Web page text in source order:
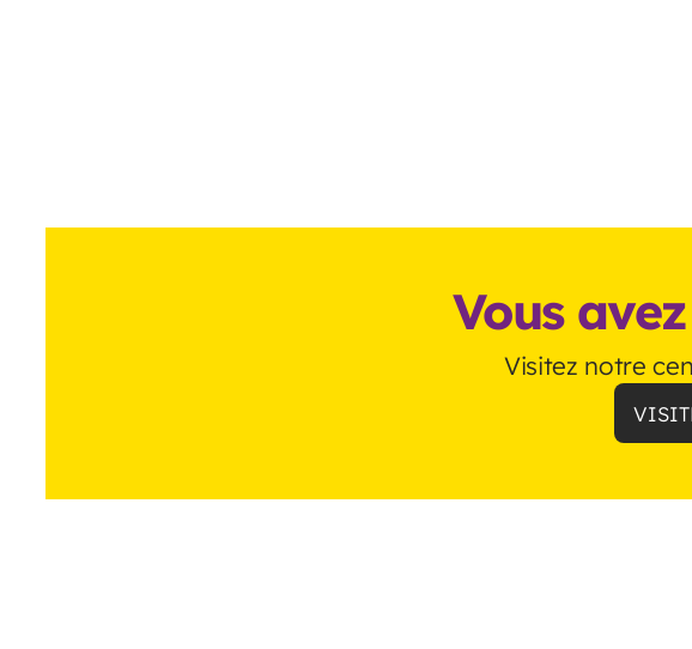
Vous
Visitez notre